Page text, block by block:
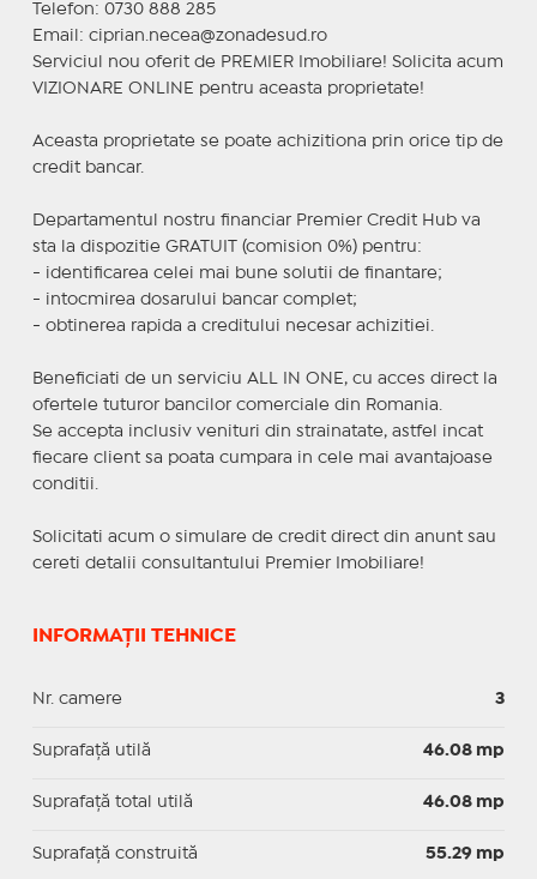
Telefon: 0730 888 285
Email: ciprian.necea@zonadesud.ro
Serviciul nou oferit de PREMIER Imobiliare! Solicita acum
VIZIONARE ONLINE pentru aceasta proprietate!
Aceasta proprietate se poate achizitiona prin orice tip de
credit bancar.
Departamentul nostru financiar Premier Credit Hub va
sta la dispozitie GRATUIT (comision 0%) pentru:
- identificarea celei mai bune solutii de finantare;
- intocmirea dosarului bancar complet;
- obtinerea rapida a creditului necesar achizitiei.
Beneficiati de un serviciu ALL IN ONE, cu acces direct la
ofertele tuturor bancilor comerciale din Romania.
Se accepta inclusiv venituri din strainatate, astfel incat
fiecare client sa poata cumpara in cele mai avantajoase
conditii.
Solicitati acum o simulare de credit direct din anunt sau
cereti detalii consultantului Premier Imobiliare!
INFORMAȚII TEHNICE
Nr. camere 3
Suprafaţă utilă 46.08 mp
Suprafaţă total utilă 46.08 mp
Suprafaţă construită 55.29 mp